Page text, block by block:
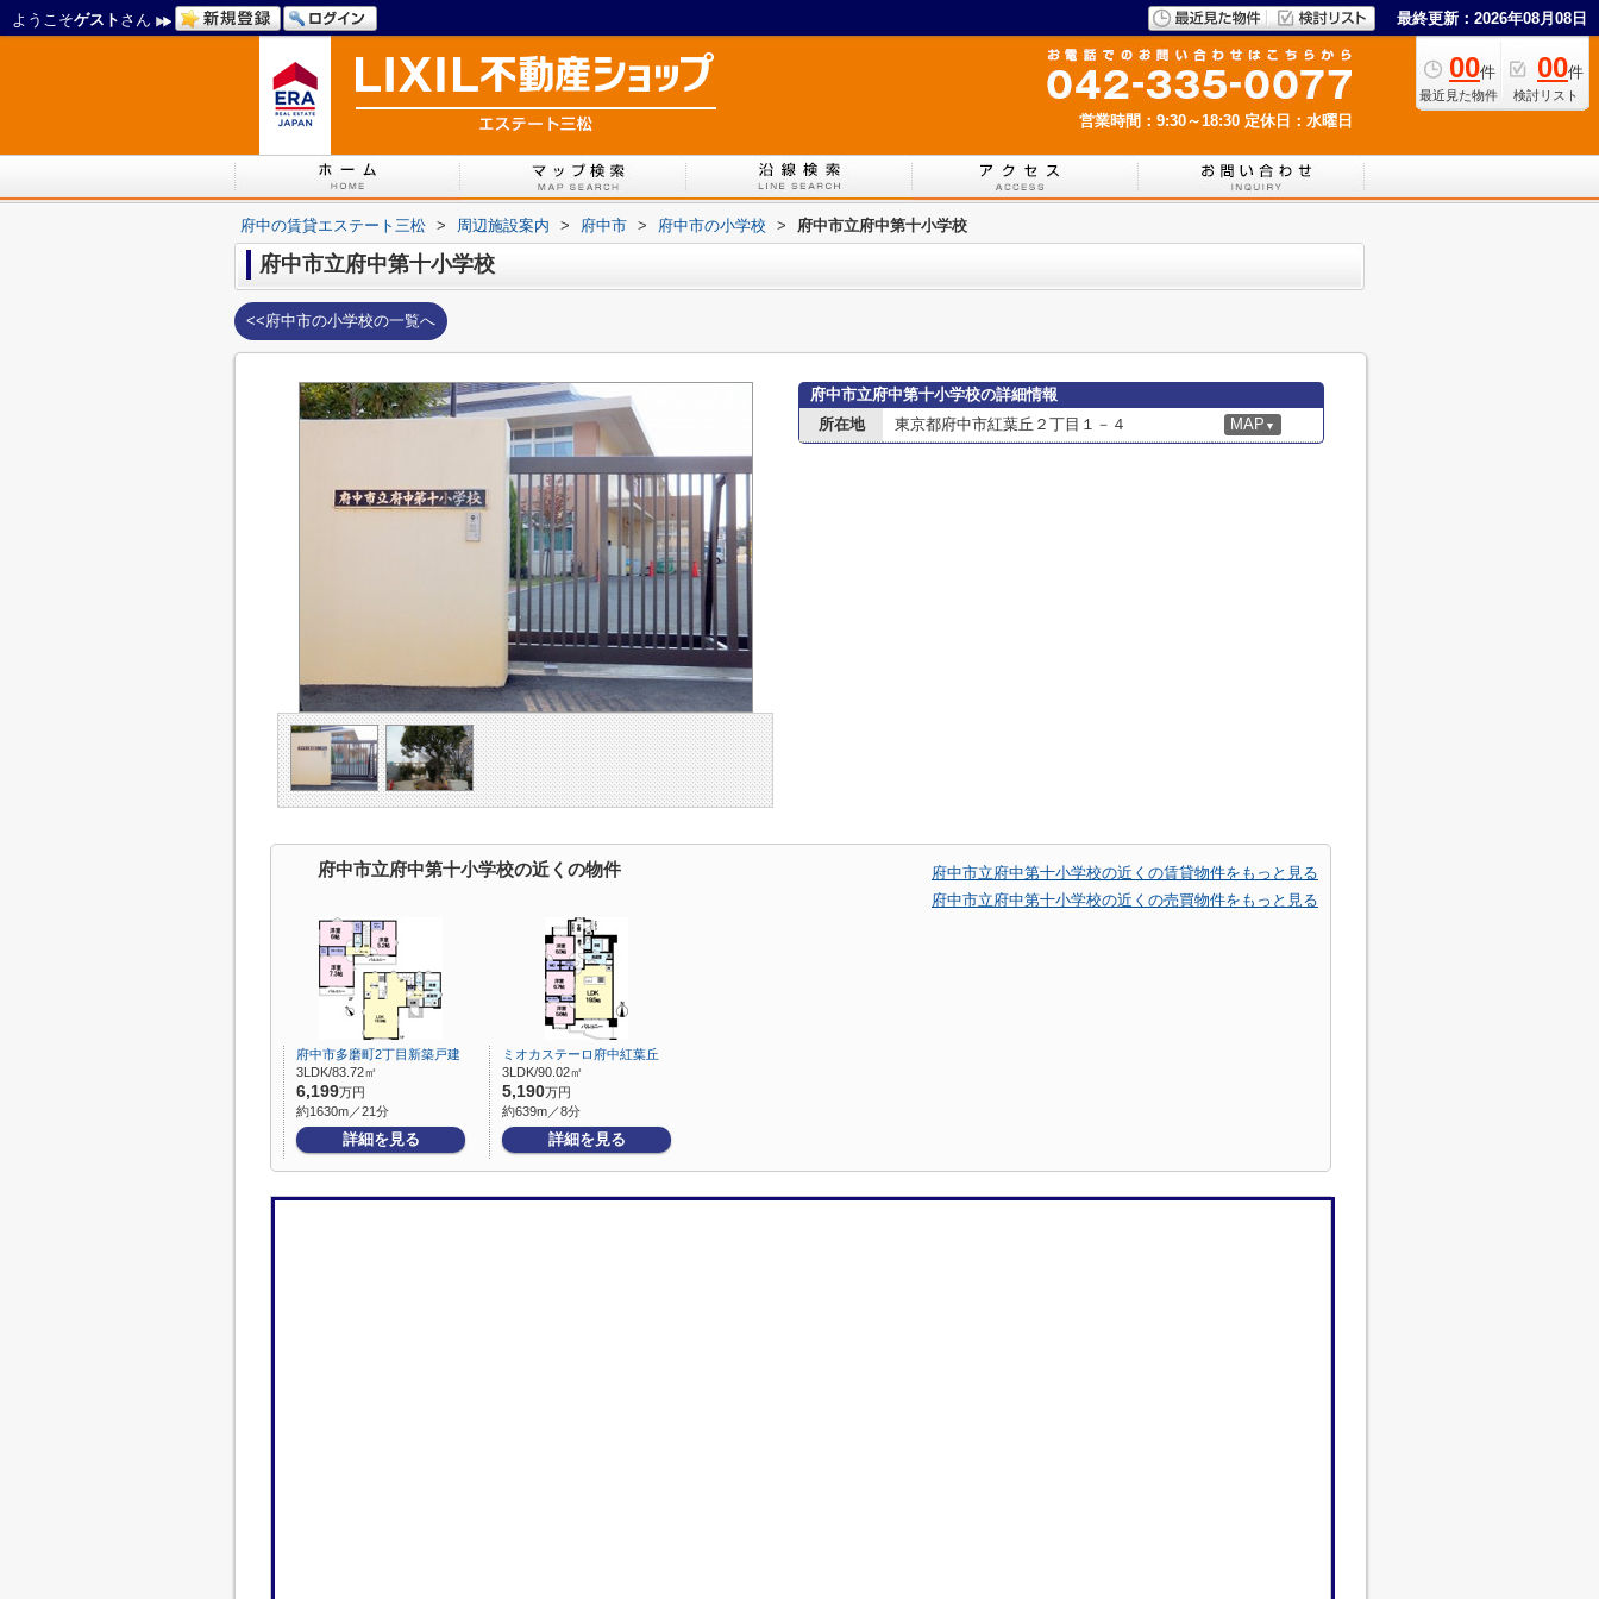
ようこそゲスト さん 最終更新：2026年08月08日
00件
最近見た物件
00件
検討リスト
営業時間：9:30～18:30 定休日：水曜日
府中の賃貸エステート三松 > 周辺施設案内 > 府中市 > 府中市の小学校 > 府中市立府中第十小学校
府中市立府中第十小学校
<<府中市の小学校の一覧へ
府中市立府中第十小学校の詳細情報
所在地
東京都府中市紅葉丘２丁目１－４ MAP ▼
府中市立府中第十小学校の近くの物件
府中市立府中第十小学校の近くの賃貸物件をもっと見る
府中市立府中第十小学校の近くの売買物件をもっと見る
府中市多磨町2丁目新築戸建
3LDK/83.72㎡
6,199万円
約1630m／21分
詳細を見る
ミオカステーロ府中紅葉丘
3LDK/90.02㎡
5,190万円
約639m／8分
詳細を見る